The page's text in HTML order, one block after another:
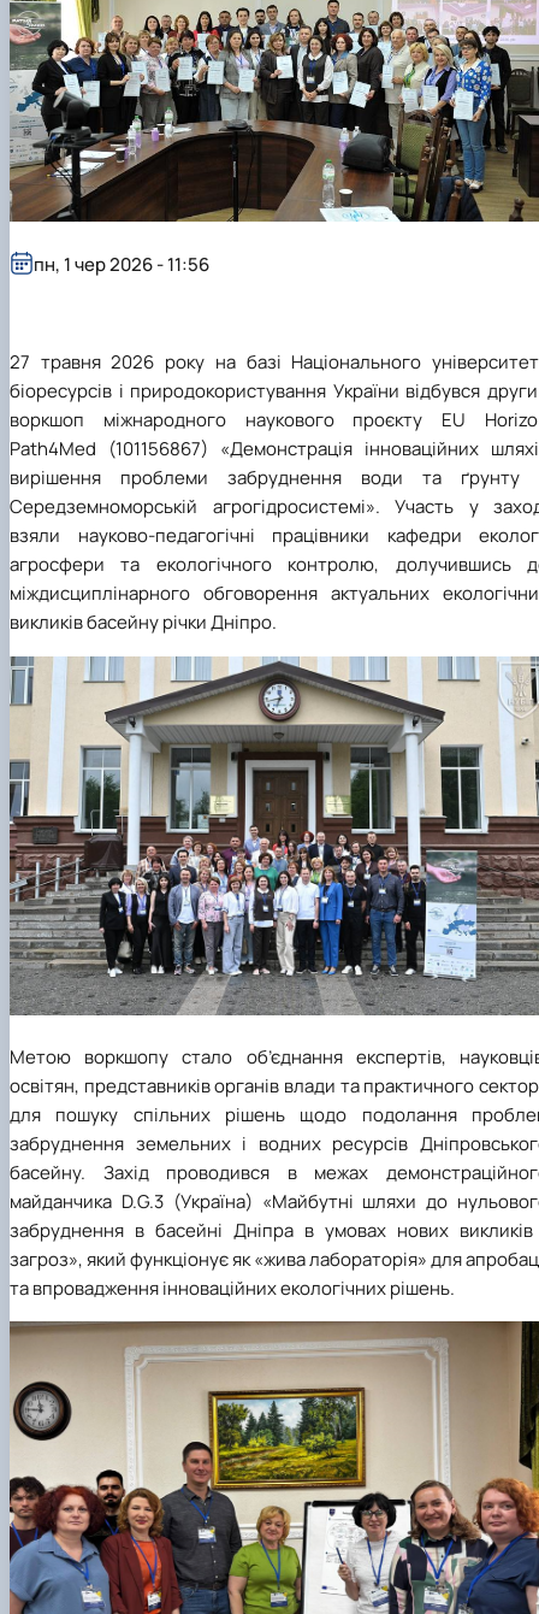
27 травня 2026 року на базі Національного
біоресурсів і природокористування України відбувся
воркшоп міжнародного наукового проєкту EU
Path4Med (101156867) «Демонстрація інноваційних
вирішення проблеми забруднення води та ґрунту
Середземноморській агрогідросистемі». Участь у
взяли науково-педагогічні працівники кафедри
агросфери та екологічного контролю, долучившись
міждисциплінарного обговорення актуальних
викликів басейну річки Дніпро.
Метою воркшопу стало об’єднання експертів,
освітян, представників органів влади та практичного
для пошуку спільних рішень щодо подолання
забруднення земельних і водних ресурсів
басейну. Захід проводився в межах
майданчика D.G.3 (Україна) «Майбутні шляхи до
забруднення в басейні Дніпра в умовах нових викликів
загроз», який функціонує як «жива лабораторія» для
та впровадження інноваційних екологічних рішень.
пн, 1 чер 2026 - 11:56